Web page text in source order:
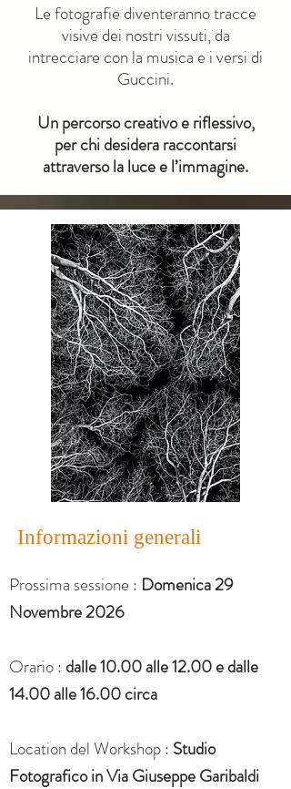
Le fotografie diventeranno tracce
visive dei nostri vissuti, da
intrecciare con la musica e i versi di
Guccini.
Un percorso creativo e riflessivo,
per chi desidera raccontarsi
attraverso la luce e l’immagine.
Informazioni generali
Prossima sessione : Domenica 29
Novembre 2026
Orario : dalle 10.00 alle 12.00 e dalle
14.00 alle 16.00 circa
Location del Workshop : Studio
Fotografico in Via Giuseppe Garibaldi